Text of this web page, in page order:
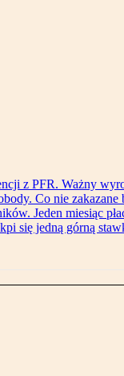
z PFR. Ważny
Co nie zakazane
Jeden miesiąc
się jedną górną